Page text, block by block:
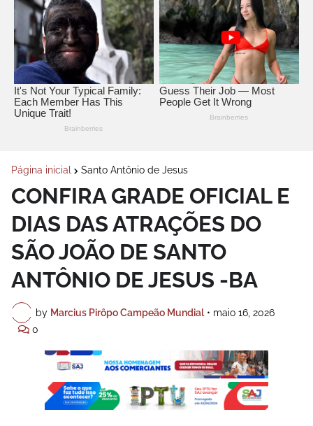
Página inicial Santo Antônio de Jesus
CONFIRA GRADE OFICIAL E
DIAS DAS ATRAÇÕES DO
SÃO JOÃO DE SANTO
ANTÔNIO DE JESUS -BA
by Marcius Pirôpo Campeão Mundial • maio 16, 2026
0